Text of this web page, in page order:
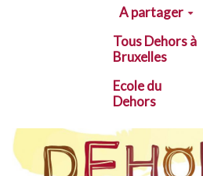
A partager
Tous Dehors à
Bruxelles
Ecole du
Dehors